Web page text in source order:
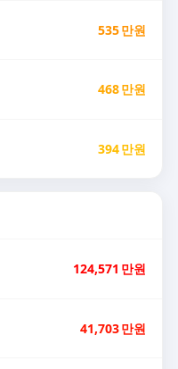
535만원
468만원
394만원
124,571 만원
41,703만원